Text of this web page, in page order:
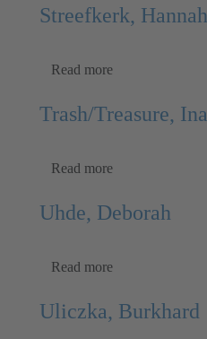
Streefkerk, Hannah
Read more
Trash/Treasure, Ina
Read more
Uhde, Deborah
Read more
Uliczka, Burkhard